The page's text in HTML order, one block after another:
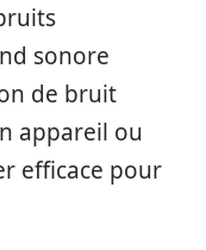
sonore
de bruit
appareil ou
efficace pour